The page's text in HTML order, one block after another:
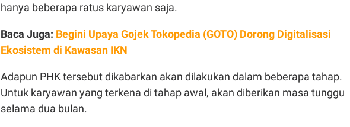
hanya beberapa ratus karyawan saja.
Baca Juga: Begini Upaya Gojek Tokopedia (GOTO) Dorong Digitalisasi
Ekosistem di Kawasan IKN
Adapun PHK tersebut dikabarkan akan dilakukan dalam beberapa tahap.
Untuk karyawan yang terkena di tahap awal, akan diberikan masa tunggu
selama dua bulan.